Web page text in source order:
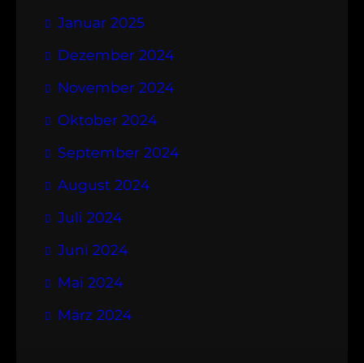
Januar 2025
Dezember 2024
November 2024
Oktober 2024
September 2024
August 2024
Juli 2024
Juni 2024
Mai 2024
März 2024